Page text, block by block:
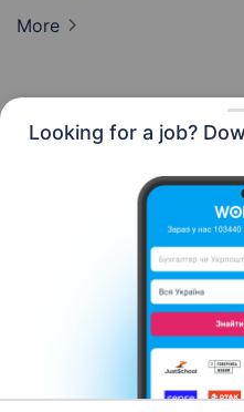
Looking for a job?
More
Contact us
Help